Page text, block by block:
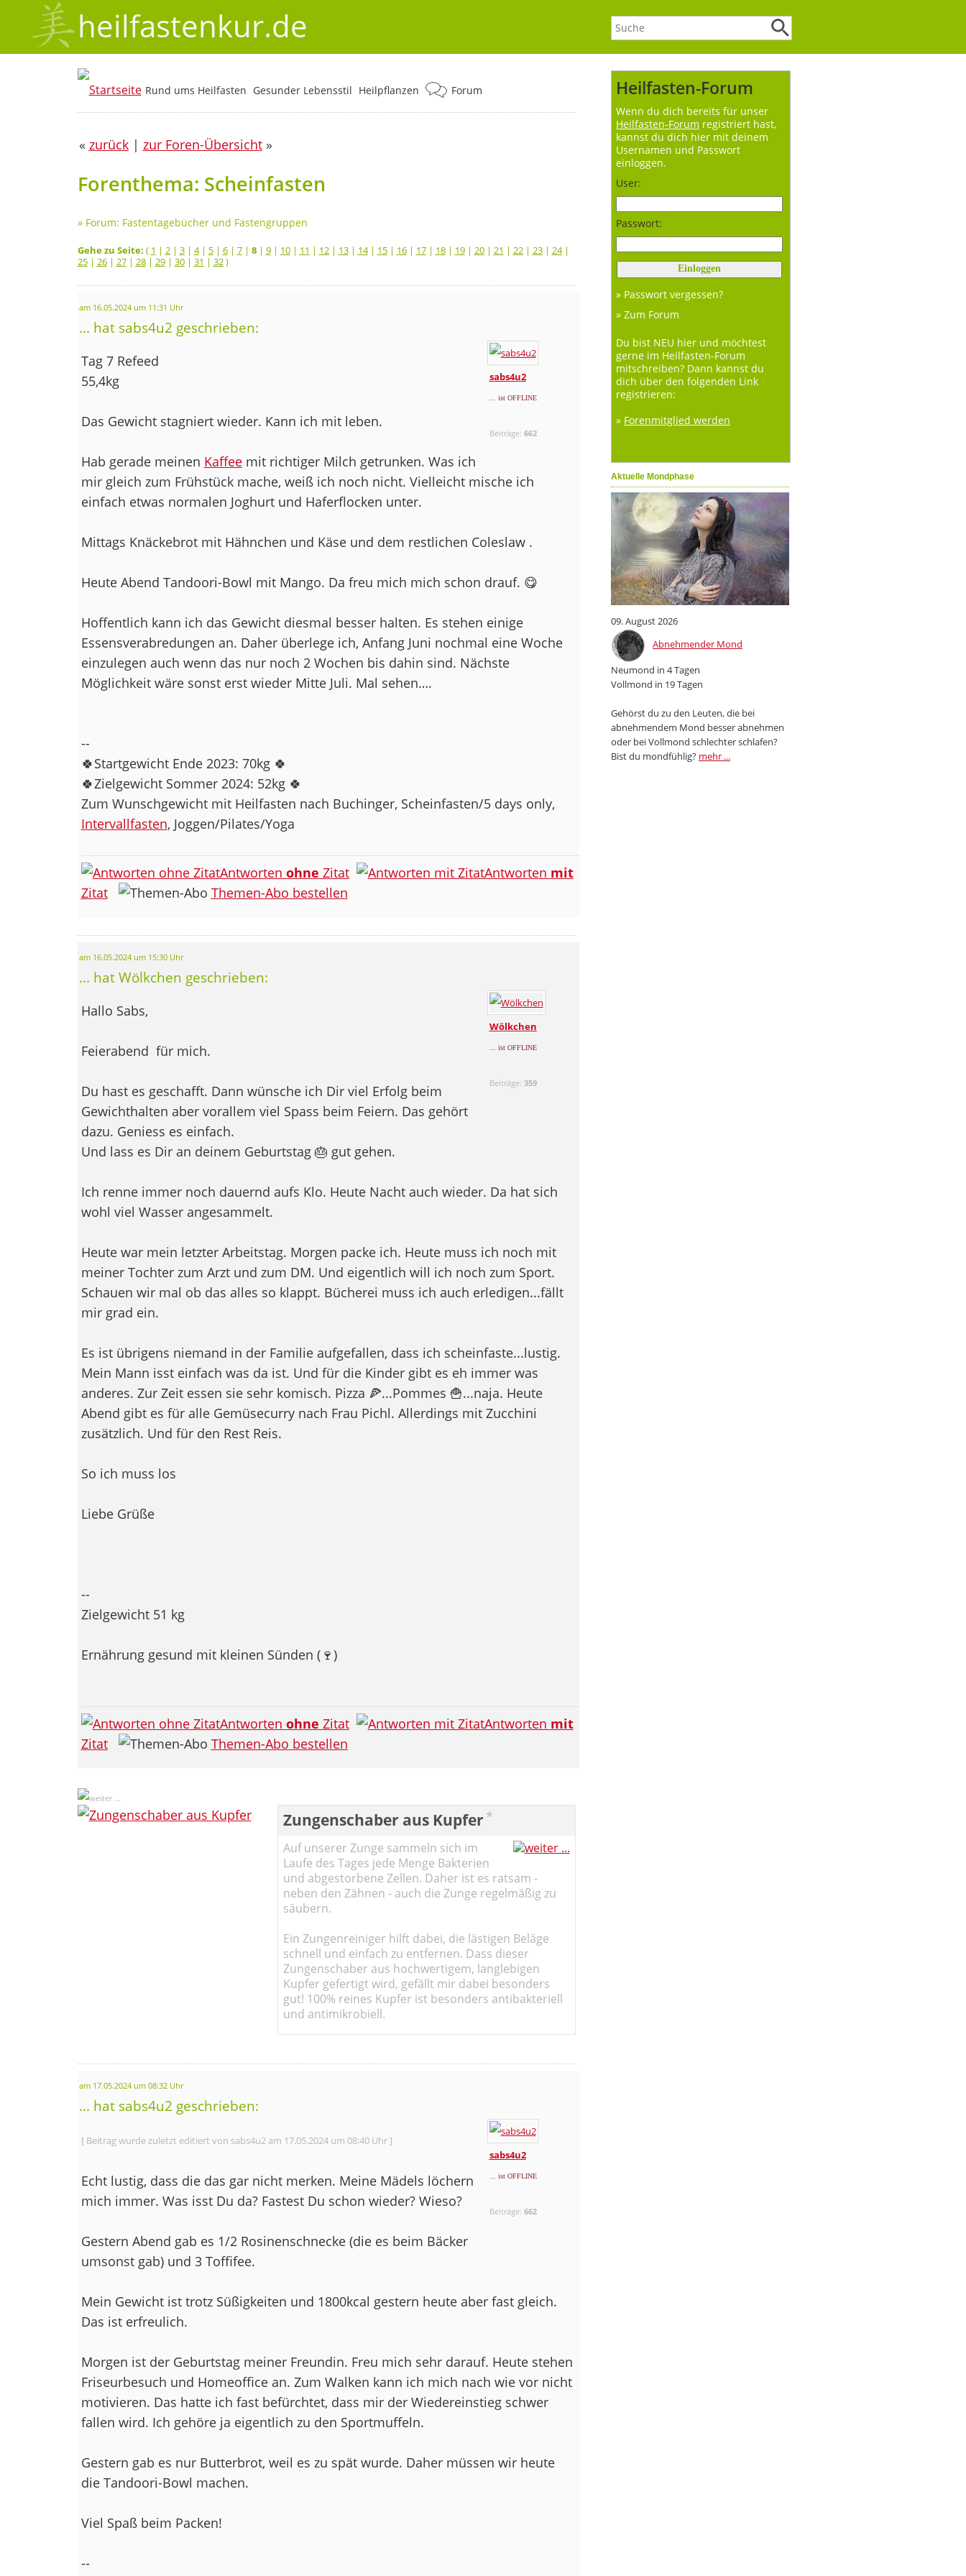
heilfastenkur.de
Heilfasten-Forum
Wenn du dich bereits für unser
Heilfasten-Forum registriert hast,
kannst du dich hier mit deinem
Usernamen und Passwort
einloggen.
User:
Passwort:
» Passwort vergessen?
» Zum Forum
Du bist NEU hier und möchtest
gerne im Heilfasten-Forum
mitschreiben? Dann kannst du
dich über den folgenden Link
registrieren:
» Forenmitglied werden
Aktuelle Mondphase
09. August 2026
Abnehmender Mond
Neumond in 4 Tagen
Vollmond in 19 Tagen
Gehörst du zu den Leuten, die bei
abnehmendem Mond besser abnehmen
oder bei Vollmond schlechter schlafen?
Bist du mondfühlig? mehr ...
Rund ums Heilfasten Gesunder Lebensstil Heilpflanzen Forum
« zurück| zur Foren-Übersicht»
Forenthema: Scheinfasten
» Forum: Fastentagebücher und Fastengruppen
Gehe zu Seite: ( 1 | 2| 3| 4| 5| 6| 7| 8| 9| 10| 11 | 12| 13| 14| 15| 16| 17| 18| 19| 20| 21 | 22| 23| 24|
25| 26| 27| 28| 29| 30| 31 | 32)
am 16.05.2024 um 11:31 Uhr
... hat sabs4u2 geschrieben:
sabs4u2
... ist OFFLINE
Beiträge: 662
Tag 7 Refeed
55,4kg
Das Gewicht stagniert wieder. Kann ich mit leben.
Hab gerade meinen Kaffeemit richtiger Milch getrunken. Was ich
mir gleich zum Frühstück mache, weiß ich noch nicht. Vielleicht mische ich
einfach etwas normalen Joghurt und Haferflocken unter.
Mittags Knäckebrot mit Hähnchen und Käse und dem restlichen Coleslaw .
Heute Abend Tandoori-Bowl mit Mango. Da freu mich mich schon drauf. 😋
Hoffentlich kann ich das Gewicht diesmal besser halten. Es stehen einige
Essensverabredungen an. Daher überlege ich, Anfang Juni nochmal eine Woche
einzulegen auch wenn das nur noch 2 Wochen bis dahin sind. Nächste
Möglichkeit wäre sonst erst wieder Mitte Juli. Mal sehen….
--
🍀Startgewicht Ende 2023: 70kg 🍀
🍀Zielgewicht Sommer 2024: 52kg 🍀
Zum Wunschgewicht mit Heilfasten nach Buchinger, Scheinfasten/5 days only,
Intervallfasten, Joggen/Pilates/Yoga
Antworten ohne Zitat Antworten mit
Zitat
Themen-Abo bestellen
am 16.05.2024 um 15:30 Uhr
... hat Wölkchen geschrieben:
Wölkchen
... ist OFFLINE
Beiträge: 359
Hallo Sabs,
Feierabend für mich.
Du hast es geschafft. Dann wünsche ich Dir viel Erfolg beim
Gewichthalten aber vorallem viel Spass beim Feiern. Das gehört
dazu. Geniess es einfach.
Und lass es Dir an deinem Geburtstag 🎂 gut gehen.
Ich renne immer noch dauernd aufs Klo. Heute Nacht auch wieder. Da hat sich
wohl viel Wasser angesammelt.
Heute war mein letzter Arbeitstag. Morgen packe ich. Heute muss ich noch mit
meiner Tochter zum Arzt und zum DM. Und eigentlich will ich noch zum Sport.
Schauen wir mal ob das alles so klappt. Bücherei muss ich auch erledigen...fällt
mir grad ein.
Es ist übrigens niemand in der Familie aufgefallen, dass ich scheinfaste...lustig.
Mein Mann isst einfach was da ist. Und für die Kinder gibt es eh immer was
anderes. Zur Zeit essen sie sehr komisch. Pizza 🍕...Pommes 🍟...naja. Heute
Abend gibt es für alle Gemüsecurry nach Frau Pichl. Allerdings mit Zucchini
zusätzlich. Und für den Rest Reis.
So ich muss los
Liebe Grüße
--
Zielgewicht 51 kg
Ernährung gesund mit kleinen Sünden (🍷)
Antworten ohne Zitat Antworten mit
Zitat
Themen-Abo bestellen
Zungenschaber aus Kupfer *
Auf unserer Zunge sammeln sich im
Laufe des Tages jede Menge Bakterien
und abgestorbene Zellen. Daher ist es ratsam -
neben den Zähnen - auch die Zunge regelmäßig zu
säubern.
Ein Zungenreiniger hilft dabei, die lästigen Beläge
schnell und einfach zu entfernen. Dass dieser
Zungenschaber aus hochwertigem, langlebigen
Kupfer gefertigt wird, gefällt mir dabei besonders
gut! 100% reines Kupfer ist besonders antibakteriell
und antimikrobiell.
am 17.05.2024 um 08:32 Uhr
... hat sabs4u2 geschrieben:
sabs4u2
... ist OFFLINE
Beiträge: 662
[ Beitrag wurde zuletzt editiert von sabs4u2 am 17.05.2024 um 08:40 Uhr ]
Echt lustig, dass die das gar nicht merken. Meine Mädels löchern
mich immer. Was isst Du da? Fastest Du schon wieder? Wieso?
Gestern Abend gab es 1/2 Rosinenschnecke (die es beim Bäcker
umsonst gab) und 3 Toffifee.
Mein Gewicht ist trotz Süßigkeiten und 1800kcal gestern heute aber fast gleich.
Das ist erfreulich.
Morgen ist der Geburtstag meiner Freundin. Freu mich sehr darauf. Heute stehen
Friseurbesuch und Homeoffice an. Zum Walken kann ich mich nach wie vor nicht
motivieren. Das hatte ich fast befürchtet, dass mir der Wiedereinstieg schwer
fallen wird. Ich gehöre ja eigentlich zu den Sportmuffeln.
Gestern gab es nur Butterbrot, weil es zu spät wurde. Daher müssen wir heute
die Tandoori-Bowl machen.
Viel Spaß beim Packen!
--